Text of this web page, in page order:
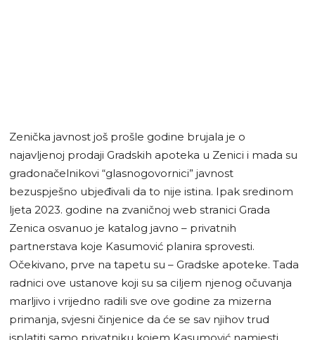
Zenička javnost još prošle godine brujala je o
najavljenoj prodaji Gradskih apoteka u Zenici i mada su
gradonačelnikovi “glasnogovornici” javnost
bezuspješno ubjeđivali da to nije istina. Ipak sredinom
ljeta 2023. godine na zvaničnoj web stranici Grada
Zenica osvanuo je katalog javno – privatnih
partnerstava koje Kasumović planira sprovesti.
Očekivano, prve na tapetu su – Gradske apoteke. Tada
radnici ove ustanove koji su sa ciljem njenog očuvanja
marljivo i vrijedno radili sve ove godine za mizerna
primanja, svjesni činjenice da će se sav njihov trud